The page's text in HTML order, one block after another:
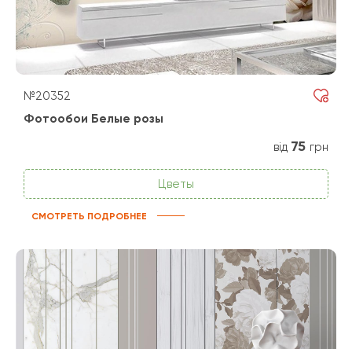
№20352
Фотообои Белые розы
від 75 грн
Цветы
СМОТРЕТЬ ПОДРОБНЕЕ